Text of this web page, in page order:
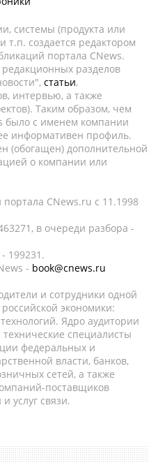
системы (продукта или
т.п. создается редактором
портала CNews.
разделов
статьи,
интервью, а также
Таким образом, чем
было с именем компании
информативен профиль.
(обогащен) дополнительной
о компании или
CNews.ru c 11.1998
в очереди разбора -
199231.
- book@cnews.ru
и сотрудники одной
экономики:
Ядро аудитории
специалисты
федеральных и
власти, банков,
сетей, а также
поставщиков
услуг связи.